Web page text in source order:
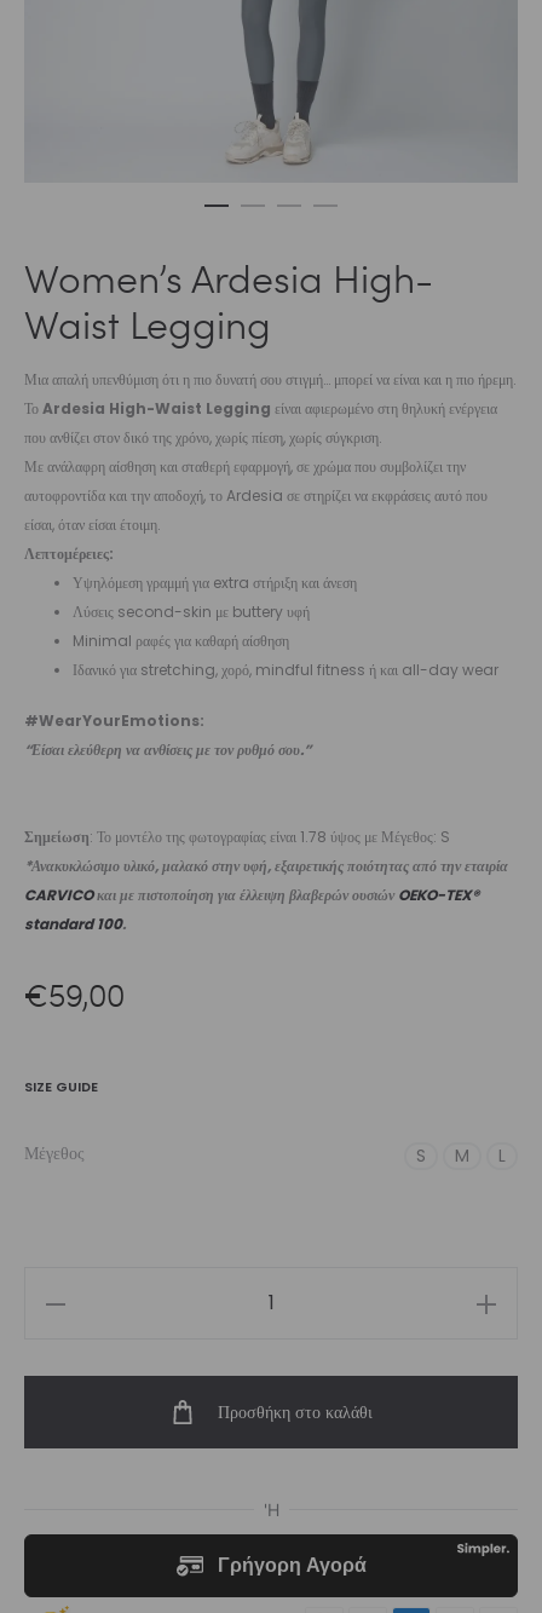
Women’s Ardesia High-
Waist Legging
Μια απαλή υπενθύμιση ότι η πιο δυνατή σου στιγμή… μπορεί να είναι και η πιο ήρεμη.
ΤοArdesia High-Waist Legging είναι αφιερωμένο στη θηλυκή ενέργεια
που ανθίζει στον δικό της χρόνο, χωρίς πίεση, χωρίς σύγκριση.
Με ανάλαφρη αίσθηση και σταθερή εφαρμογή, σε χρώμα που συμβολίζει την
αυτοφροντίδα και την αποδοχή, το Ardesia σε στηρίζει να εκφράσεις αυτό που
είσαι, όταν είσαι έτοιμη.
Λεπτομέρειες:
Υψηλόμεση γραμμή για extra στήριξη και άνεση
Λύσεις second-skin με buttery υφή
Minimal ραφές για καθαρή αίσθηση
Ιδανικό για stretching, χορό, mindful fitness ή και all-day wear
#WearYourEmotions:
“Είσαι ελεύθερη να ανθίσεις με τον ρυθμό σου.”
Σημείωση: Το μοντέλο της φωτογραφίας είναι 1.78 ύψος με Μέγεθος: S
*Ανακυκλώσιμο υλικό, μαλακό στην υφή, εξαιρετικής ποιότητας από την εταιρία
CARVICOκαι με πιστοποίηση για έλλειψη βλαβερών ουσιών OEKO-TEX®
standard 100.
€59,00
SIZE GUIDE
Μέγεθος S M L
Legging
Προσθήκη στο καλάθι